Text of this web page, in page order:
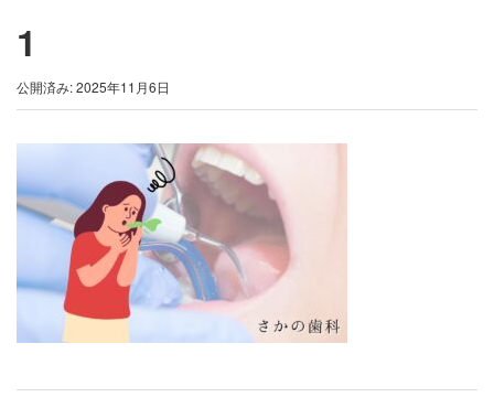
1
公開済み: 2025年11月6日